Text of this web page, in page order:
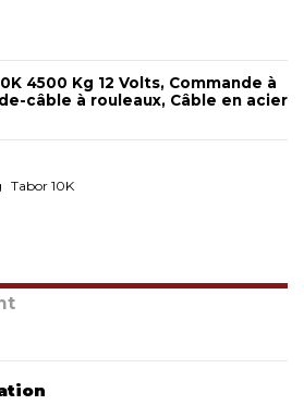
4500 Kg 12 Volts, Commande à
câble à rouleaux, Câble en acier
Tabor 10K